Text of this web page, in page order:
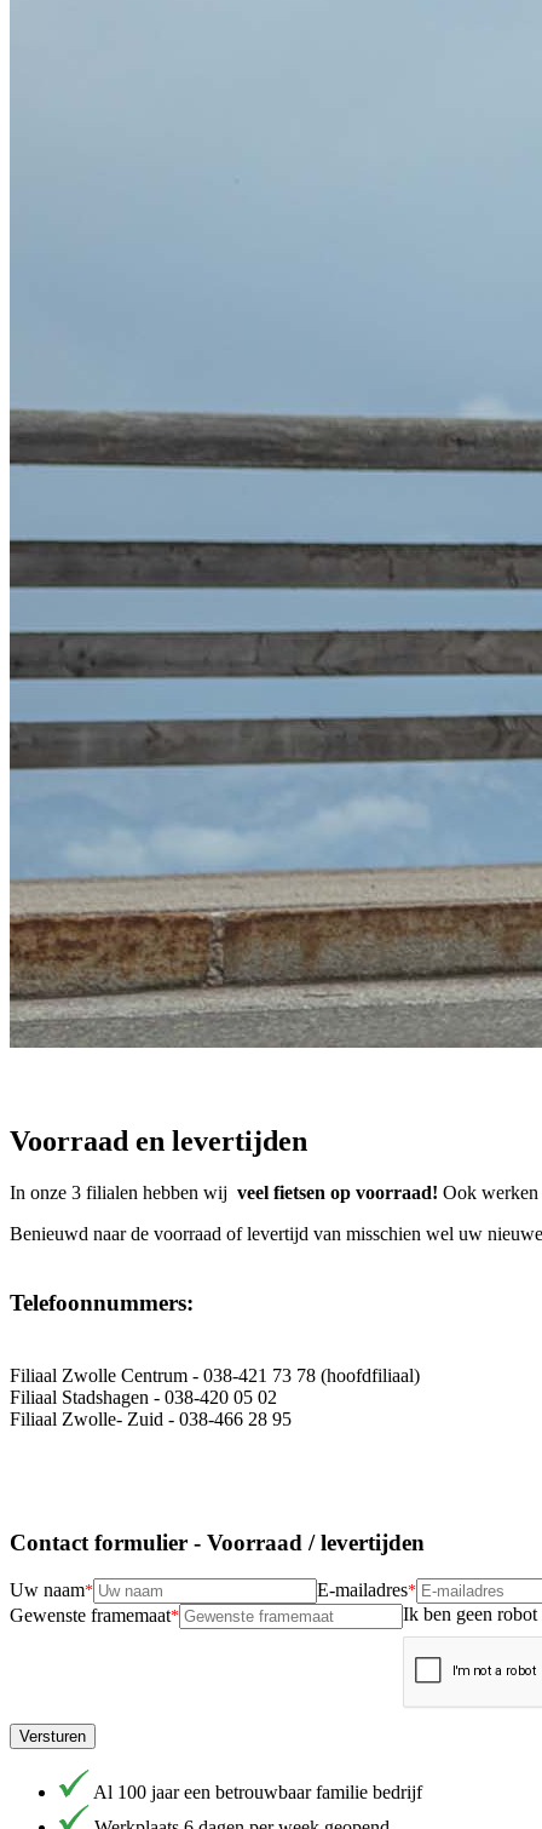
Voorraad en levertijden
In onze 3 filialen hebben wij veel fietsen op voorraad! Ook werken
Benieuwd naar de voorraad of levertijd van misschien wel uw
Telefoonnummers:
Filiaal Zwolle Centrum - 038-421 73 78 (hoofdfiliaal)
Filiaal Stadshagen - 038-420 05 02
Filiaal Zwolle- Zuid - 038-466 28 95
Contact formulier - Voorraad / levertijden
Uw naam
E-mailadres
Gewenste framemaat
Ik ben geen robot
Versturen
Al 100 jaar een betrouwbaar familie bedrijf